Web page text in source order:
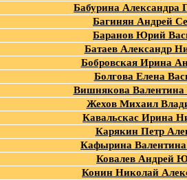
Бабурина Александра
Багинян Андрей
Баранов Юрий
Батаев Александр
Бобровская Ирина
Болгова Елена
Вишнякова Валентина
Жехов Михаил
Кавальскас Ирина
Карякин Петр
Кафырина
Ковалев Андрей
Конин Николай